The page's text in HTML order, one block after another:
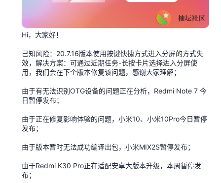
Hi，大家好！
已知风险：20.7.16版本使用按键快捷方式进入分屏的方式失
效，解决方案：可通过近期任务-长按卡片选择进入分屏使
用，我们会在下个版本修复该问题，感谢大家理解；
由于有无法识别OTG设备的问题正在分析，Redmi Note 7 今
日暂停发布；
由于正在修复影响体验的问题，小米10、小米10Pro今日暂停
发布；
由于版本暂时无法成功编译出包，小米MIX2S暂停发布；
由于Redmi K30 Pro正在适配安卓大版本升级，本周暂停发
布；